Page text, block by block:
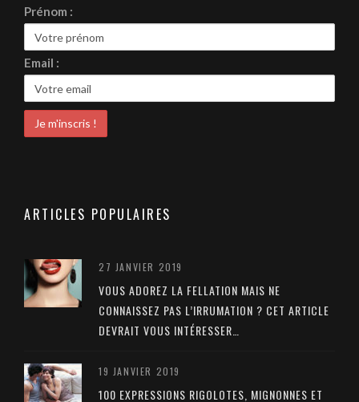
Prénom :
Email :
ARTICLES POPULAIRES
27 JANVIER 2019
VOUS ADOREZ LA FELLATION MAIS NE
CONNAISSEZ PAS L’IRRUMATION ? CET ARTICLE
DEVRAIT VOUS INTÉRESSER…
19 JANVIER 2019
100 EXPRESSIONS RIGOLOTES, MIGNONNES ET